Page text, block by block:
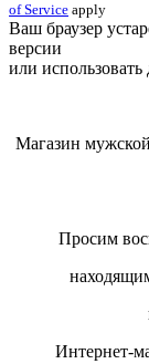
of Service apply
Ваш браузер
версии
или
Магазин
Просим
Интернет-